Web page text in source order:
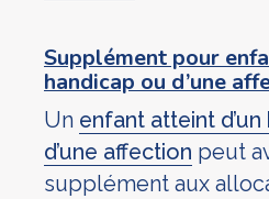
Supplément pour
handicap ou d’une
Un enfant atteint
d’une affection peut
supplément aux